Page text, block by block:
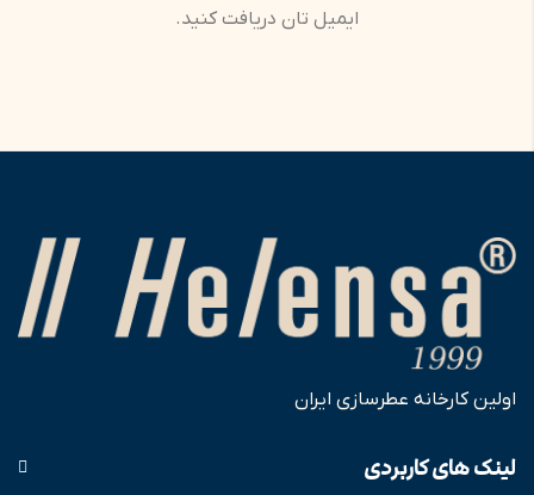
ایمیل تان دریافت کنید.
اولین کارخانه عطرسازی ایران
لینک های کاربردی